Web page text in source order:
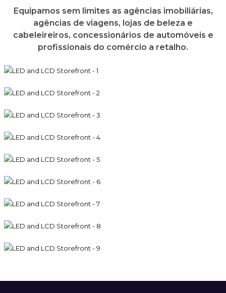
Equipamos sem limites as agências imobiliárias,
agências de viagens, lojas de beleza e
cabeleireiros, concessionários de automóveis e
profissionais do comércio a retalho.